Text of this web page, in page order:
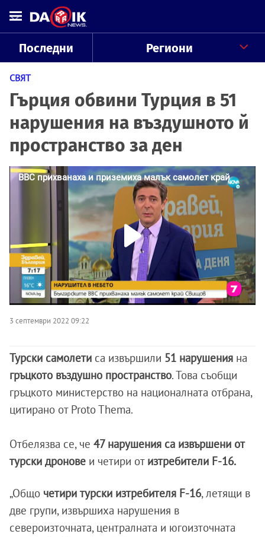
Последни Региони
СВЯТ
Гърция обвини Турция в 51
нарушения на въздушното й
пространство за ден
3 септември 2022 09:22
Турски самолети са извършили 51 нарушения на
гръцкото въздушно пространство. Това съобщи
гръцкото министерство на националната отбрана,
цитирано от Proto Thema.
Отбелязва се, че 47 нарушения са извършени от
турски дронове и четири от изтребители F-16.
„Общо четири турски изтребителя F-16, летящи в
две групи, извършиха нарушения в
североизточната, централната и югоизточната